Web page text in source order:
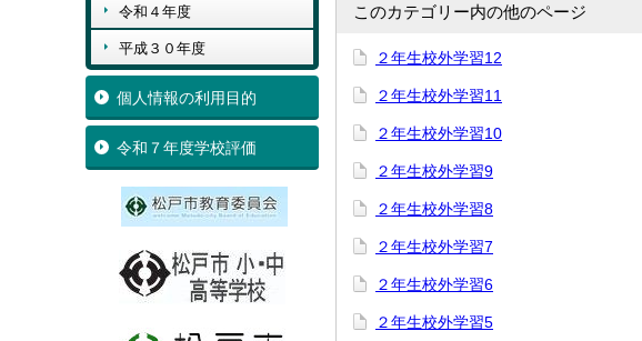
令和４年度
平成３０年度
個人情報の利用目的
令和７年度学校評価
このカテゴリー内の他のページ
２年生校外学習12
２年生校外学習11
２年生校外学習10
２年生校外学習9
２年生校外学習8
２年生校外学習7
２年生校外学習6
２年生校外学習5